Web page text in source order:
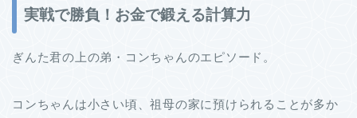
実戦で勝負！お金で鍛える計算力
ぎんた君の上の弟・コンちゃんのエピソード。
コンちゃんは小さい頃、祖母の家に預けられることが多か